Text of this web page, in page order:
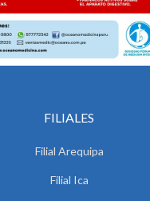
FILIALES
Filial Arequipa
Filial Ica